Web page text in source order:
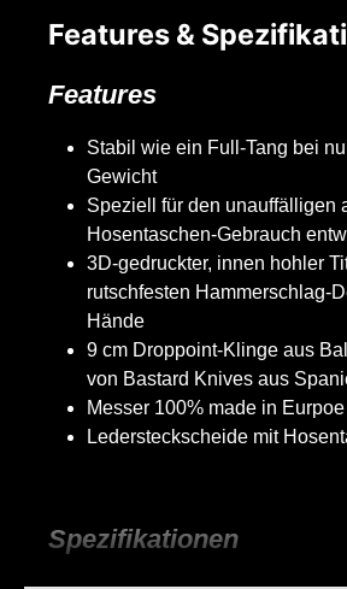
Features &
Features
Stabil wie ein Full-Tang bei
Gewicht
Speziell für den unauffälligen
Hosentaschen-Gebrauch
3D-gedruckter, innen hohler
rutschfesten Hammerschlag-
Hände
9 cm Droppoint-Klinge aus
von Bastard Knives aus
Messer 100% made in Eurpoe
Ledersteckscheide mit
Spezifikationen